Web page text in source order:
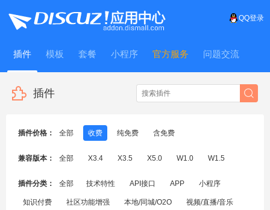
QQ登录
插件 模板 套餐 小程序 官方服务 问题交流
WitFrame
插件
插件价格： 全部 收费 纯免费 含免费
兼容版本： 全部 X3.4 X3.5 X5.0 W1.0 W1.5
插件分类： 全部 技术特性 API接口 APP 小程序
知识付费 社区功能增强 本地/同城/O2O 视频/直播/音乐